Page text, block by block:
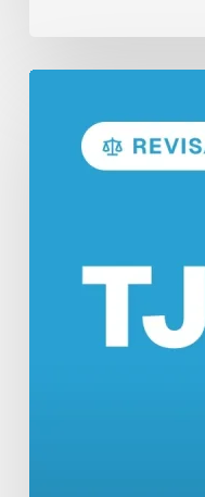
Revisão